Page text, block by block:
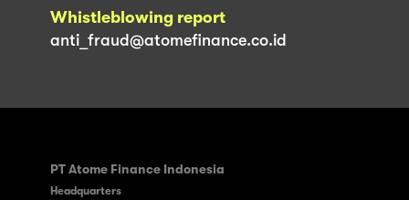
Whistleblowing report
anti_fraud@atomefinance.co.id
PT Atome Finance Indonesia
Headquarters